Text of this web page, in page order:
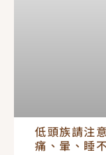
低頭族請注
痛、暈、睡